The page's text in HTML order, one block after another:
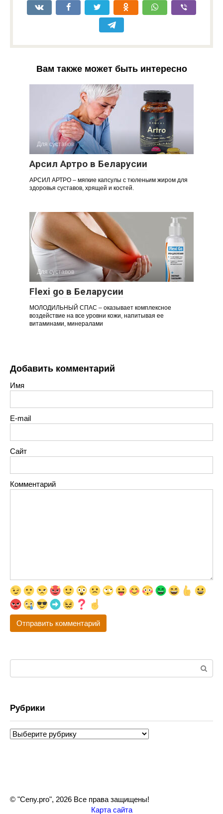
Вам также может быть интересно
Для суставов
Арсил Артро в Беларусии
АРСИЛ АРТРО – мягкие капсулы с тюленьим жиром для
здоровья суставов, хрящей и костей.
Для суставов
Flexi go в Беларусии
МОЛОДИЛЬНЫЙ СПАС – оказывает комплексное
воздействие на все уровни кожи, напитывая ее
витаминами, минералами
Добавить комментарий
Имя
E-mail
Сайт
Комментарий
Рубрики
Рубрики
© "Ceny.pro", 2026 Все права защищены!
Карта сайта